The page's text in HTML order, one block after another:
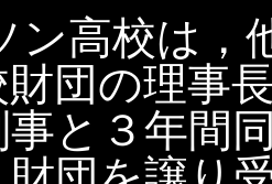
ン高校は，
団の理事
と３年間